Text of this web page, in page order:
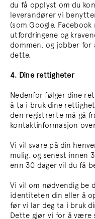
du få opplyst om du
leverandører vi
(som Google,
utfordringene og
dommen, og jobber for
dette.
4. Dine rettigheter
Nedenfor følger dine
å ta i bruk dine
den registrerte må gå
kontaktinformasjon
Vi vil svare på din
mulig, og senest innen
enn 30 dager vil du få
Vi vil om nødvendig be
identiteten din eller å
før vi lar deg ta i bruk
Dette gjør vi for å være